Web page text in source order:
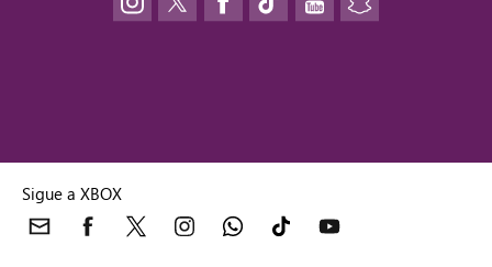
Sigue a XBOX